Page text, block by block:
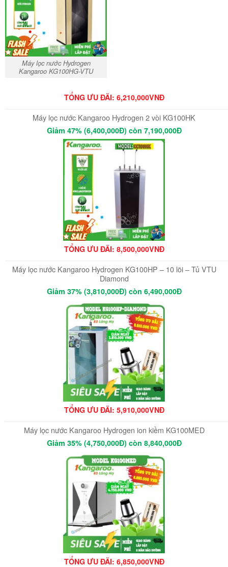
Máy lọc nước Hydrogen
Kangaroo KG100HG-VTU
TỔNG ƯU ĐÃI: 6,210,000VNĐ
Máy lọc nước Kangaroo Hydrogen 2 vòi KG100HK
Giảm 47% (6,400,000Đ) còn 7,190,000Đ
TỔNG ƯU ĐÃI: 8,500,000VNĐ
Máy lọc nước Kangaroo Hydrogen KG100HP – 10 lõi – Tủ VTU
Diamond
Giảm 37% (3,810,000Đ) còn 6,490,000Đ
TỔNG ƯU ĐÃI: 5,910,000VNĐ
Máy lọc nước Kangaroo Hydrogen ion kiềm KG100MED
Giảm 35% (4,750,000Đ) còn 8,840,000Đ
TỔNG ƯU ĐÃI: 6,850,000VNĐ